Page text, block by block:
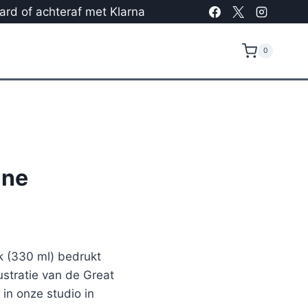
of achteraf met Klarna
0
(330 ml) bedrukt
van de Great
onze studio in